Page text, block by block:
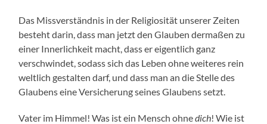
Das Missverständnis in der Religiosität unserer Zeiten
besteht darin, dass man jetzt den Glauben dermaßen zu
einer Innerlichkeit macht, dass er eigentlich ganz
verschwindet, sodass sich das Leben ohne weiteres rein
weltlich gestalten darf, und dass man an die Stelle des
Glaubens eine Versicherung seines Glaubens setzt.
Vater im Himmel! Was ist ein Mensch ohnedich! Wie ist